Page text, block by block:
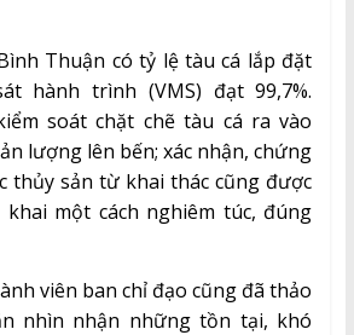
Thuận có tỷ lệ tàu cá lắp đặt
hành trình (VMS) đạt 99,7%.
soát chặt chẽ tàu cá ra vào
lượng lên bến; xác nhận, chứng
thủy sản từ khai thác cũng được
một cách nghiêm túc, đúng
viên ban chỉ đạo cũng đã thảo
nhìn nhận những tồn tại, khó